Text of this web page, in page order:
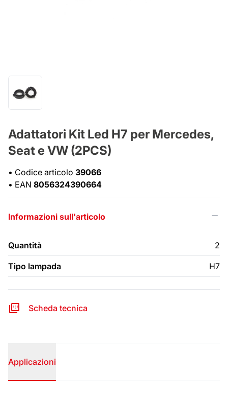
Adattatori Kit Led H7 per Mercedes,
Seat e VW (2PCS)
• Codice articolo 39066
• EAN 8056324390664
Informazioni sull'articolo
Quantità 2
Tipo lampada H7
Scheda tecnica
Applicazioni